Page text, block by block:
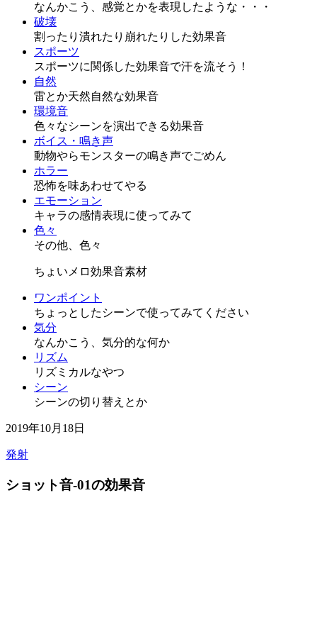
なんかこう、感覚とかを表現したような・・・
破壊
割ったり潰れたり崩れたりした効果音
スポーツ
スポーツに関係した効果音で汗を流そう！
自然
雷とか天然自然な効果音
環境音
色々なシーンを演出できる効果音
ボイス・鳴き声
動物やらモンスターの鳴き声でごめん
ホラー
恐怖を味あわせてやる
エモーション
キャラの感情表現に使ってみて
色々
その他、色々
ちょいメロ効果音素材
ワンポイント
ちょっとしたシーンで使ってみてください
気分
なんかこう、気分的な何か
リズム
リズミカルなやつ
シーン
シーンの切り替えとか
2019年10月18日
発射
ショット音-01の効果音